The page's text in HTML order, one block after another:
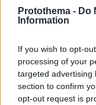
Protothema - Do
Information
If you wish to opt-
processing of your
targeted advertising
section to confirm
opt-out request is